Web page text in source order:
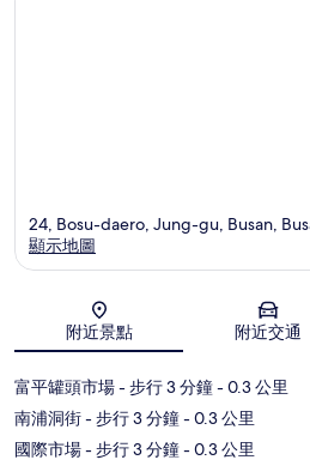
地圖
24, Bosu-daero, Jung-gu, Busan,
顯示地圖
附近景點 附近交通
富平罐頭市場- 步行 3 分鐘- 0.3 公里
南浦洞街- 步行 3 分鐘- 0.3 公里
國際市場- 步行 3 分鐘- 0.3 公里